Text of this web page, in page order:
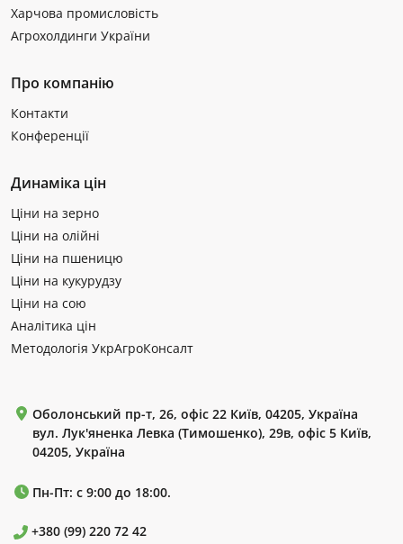
Харчова промисловість
Агрохолдинги України
Про компанію
Контакти
Конференції
Динаміка цін
Ціни на зерно
Ціни на олійні
Ціни на пшеницю
Ціни на кукурудзу
Ціни на сою
Аналітика цін
Методологія УкрАгроКонсалт
Оболонський пр-т, 26, офіс 22 Київ, 04205, Україна
вул. Лук'яненка Левка (Тимошенко), 29в, офіс 5 Київ,
04205, Україна
Пн-Пт: с 9:00 до 18:00.
+380 (99) 220 72 42